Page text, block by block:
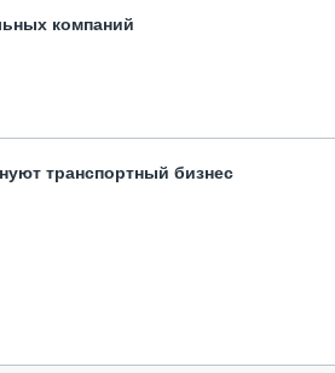
компаний
транспортный бизнес